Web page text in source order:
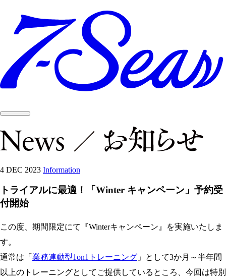
4 DEC 2023 Information
トライアルに最適！「Winter キャンペーン」予約受
付開始
この度、期間限定にて『Winterキャンペーン』を実施いたしま
す。
通常は「 業務連動型1on1トレーニング 」として3か月～半年間
以上のトレーニングとしてご提供しているところ、今回は特別